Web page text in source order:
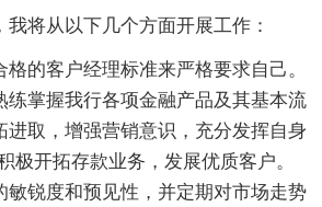
将从以下几个方面开展工作：
客户经理标准来严格要求自己。
练掌握我行各项金融产品及其基本流
进取，增强营销意识，充分发挥自身
极开拓存款业务，发展优质客户。
敏锐度和预见性，并定期对市场走势